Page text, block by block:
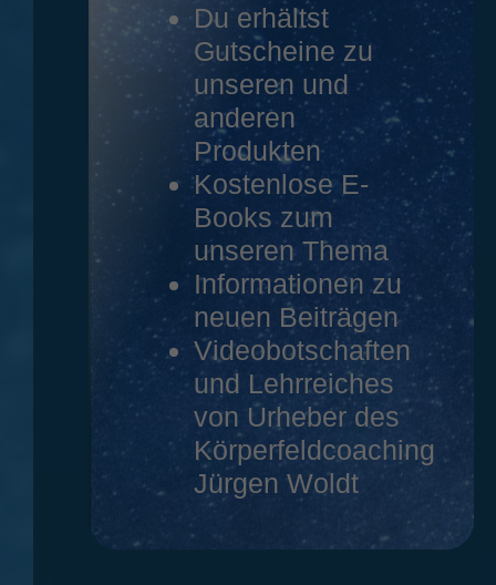
Du erhältst
Gutscheine zu
unseren und
anderen
Produkten
Kostenlose E-
Books zum
unseren Thema
Informationen zu
neuen Beiträgen
Videobotschaften
und Lehrreiches
von Urheber des
Körperfeldcoaching
Jürgen Woldt